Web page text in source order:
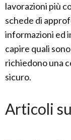
lavorazioni più
schede di
informazioni ed
capire quali
richiedono una
sicuro.
Articoli